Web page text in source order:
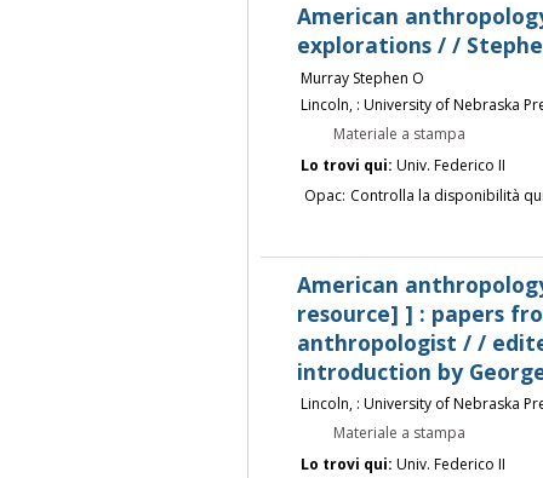
American
explorations / /
Murray Stephen O
Lincoln, : University of Nebraska
Materiale a stampa
Lo trovi qui: Univ. Federico II
Opac: Controlla la disponibilità
American
resource] ] : papers
anthropologist / /
introduction by
Lincoln, : University of Nebraska
Materiale a stampa
Lo trovi qui: Univ. Federico II